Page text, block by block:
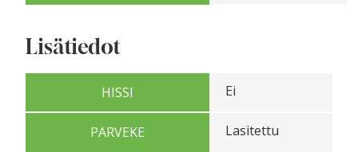
Lisätiedot
HISSI Ei
PARVEKE
Lasitettu